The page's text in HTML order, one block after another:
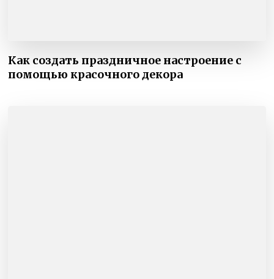
Как создать праздничное настроение с
помощью красочного декора